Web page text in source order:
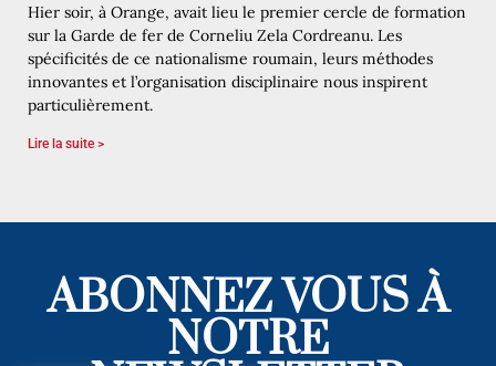
Hier soir, à Orange, avait lieu le premier cercle de formation
sur la Garde de fer de Corneliu Zela Cordreanu. Les
spécificités de ce nationalisme roumain, leurs méthodes
innovantes et l’organisation disciplinaire nous inspirent
particulièrement.
Lire la suite >
ABONNEZ VOUS À
NOTRE